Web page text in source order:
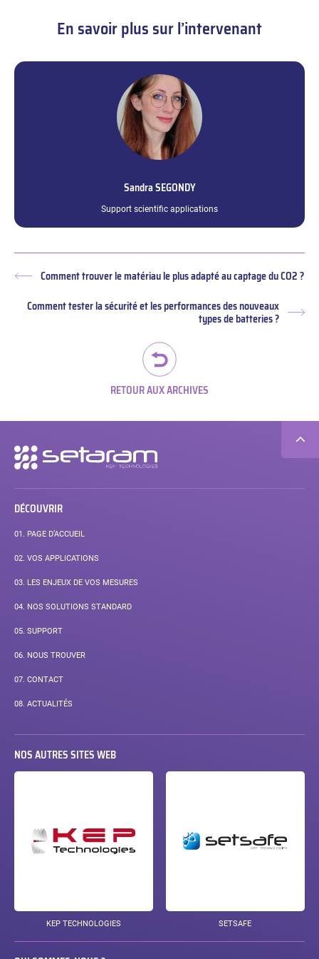
En savoir plus sur l’intervenant
SandraSEGONDY
Support scientific applications
Article Comment trouver le matériau le plus adapté au captage du CO2 ?
Comment tester la sécurité et les performances des nouveaux
types de batteries ?
RETOUR AUX ARCHIVES
Navigation
secondaire
DÉCOUVRIR
01. PAGE D’ACCUEIL
02. VOS APPLICATIONS
03. LES ENJEUX DE VOS MESURES
04. NOS SOLUTIONS STANDARD
05. SUPPORT
06. NOUS TROUVER
07. CONTACT
08. ACTUALITÉS
NOS AUTRES SITES WEB
KEP TECHNOLOGIES SETSAFE